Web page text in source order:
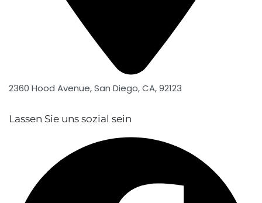
2360 Hood Avenue, San Diego, CA, 92123
Lassen Sie uns sozial sein